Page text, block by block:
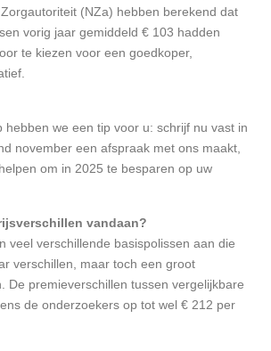
(NZa) hebben berekend dat
vorig jaar gemiddeld € 103 hadden
te kiezen voor een goedkoper,
hebben we een tip voor u: schrijf nu vast in
november een afspraak met ons maakt,
om in 2025 te besparen op uw
vandaan?
veel verschillende basispolissen aan die
verschillen, maar toch een groot
De premieverschillen tussen vergelijkbare
de onderzoekers op tot wel € 212 per